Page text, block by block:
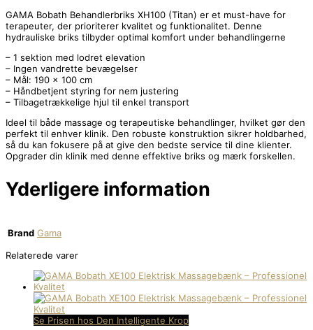
GAMA Bobath Behandlerbriks XH100 (Titan) er et must-have for
terapeuter, der prioriterer kvalitet og funktionalitet. Denne
hydrauliske briks tilbyder optimal komfort under behandlingerne
– 1 sektion med lodret elevation
– Ingen vandrette bevægelser
– Mål: 190 x 100 cm
– Håndbetjent styring for nem justering
– Tilbagetrækkelige hjul til enkel transport
Ideel til både massage og terapeutiske behandlinger, hvilket gør den
perfekt til enhver klinik. Den robuste konstruktion sikrer holdbarhed,
så du kan fokusere på at give den bedste service til dine klienter.
Opgrader din klinik med denne effektive briks og mærk forskellen.
Yderligere information
Brand Gama
Relaterede varer
Se Prisen hos Den Intelligente Krop